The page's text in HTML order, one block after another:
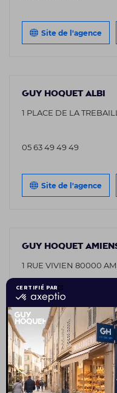
Site de l'agence
GUY HOQUET ALBI
1 PLACE DE LA
05 63 49 49 49
Site de l'agence
GUY HOQUET
1 RUE VIVIEN 80000
03 75 08 95 26
Site de l'agence